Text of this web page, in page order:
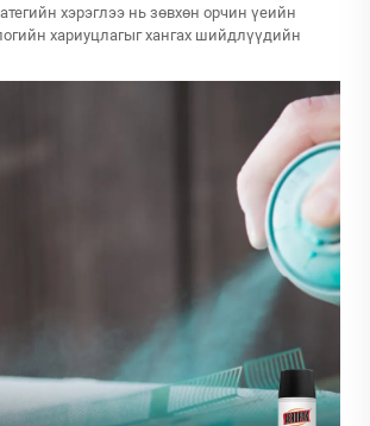
хэрэглээ нь зөвхөн орчин үеийн
хариуцлагыг хангах шийдлүүдийн